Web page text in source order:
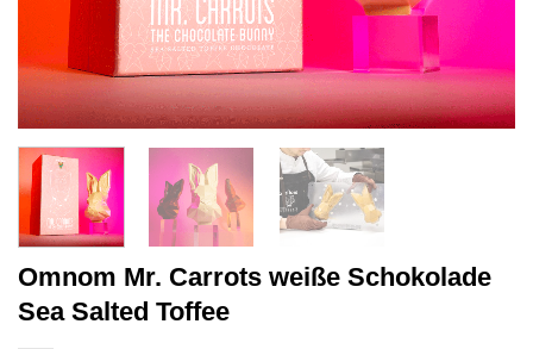
Omnom Mr. Carrots weiße Schokolade
Sea Salted Toffee